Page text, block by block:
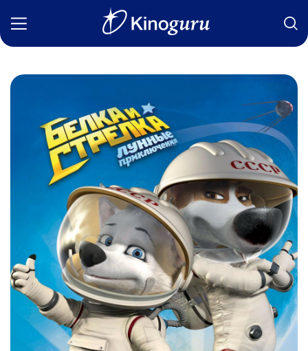
Статьи
Сериалы
Новости
Подборки
Рецензии
О нас
Авторы